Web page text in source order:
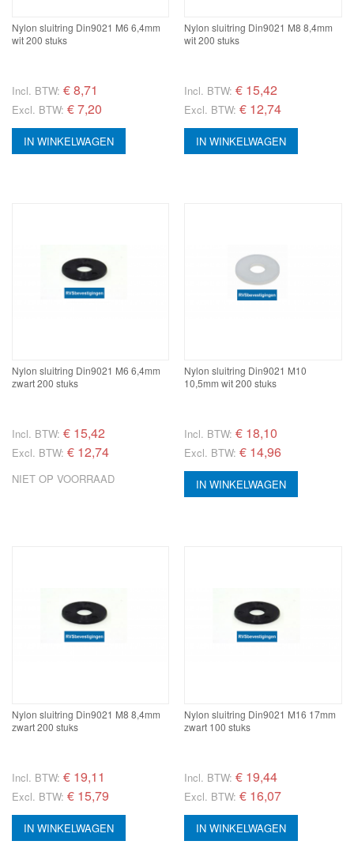
Nylon sluitring Din9021 M6 6,4mm
wit 200 stuks
Incl. BTW: €8,71
Excl. BTW: € 7,20
IN WINKELWAGEN
Nylon sluitring Din9021 M8 8,4mm
wit 200 stuks
Incl. BTW: € 15,42
Excl. BTW: € 12,74
IN WINKELWAGEN
Nylon sluitring Din9021 M6 6,4mm
zwart 200 stuks
Incl. BTW: € 15,42
Excl. BTW: € 12,74
NIET OP VOORRAAD
Nylon sluitring Din9021 M10
10,5mm wit 200 stuks
Incl. BTW: € 18,10
Excl. BTW: € 14,96
IN WINKELWAGEN
Nylon sluitring Din9021 M8 8,4mm
zwart 200 stuks
Incl. BTW: € 19,11
Excl. BTW: € 15,79
IN WINKELWAGEN
Nylon sluitring Din9021 M16 17mm
zwart 100 stuks
Incl. BTW: € 19,44
Excl. BTW: € 16,07
IN WINKELWAGEN